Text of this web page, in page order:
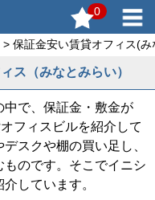
0
> 保証金安い賃貸オフィス(
ス（みなとみらい）
で、保証金・敷金が
フィスビルを紹介して
スクや棚の買い足し、
のです。そこでイニシ
しています。